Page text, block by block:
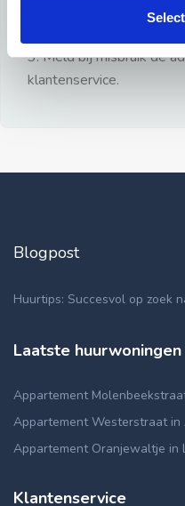
3: Meld bij misbruik de
klantenservice.
Blogpost
Huurtips: Succesvol op zoek
Laatste huurwoningen
Appartement
Appartement Westerstraat in
Appartement Oranjewaltje in
Klantenservice